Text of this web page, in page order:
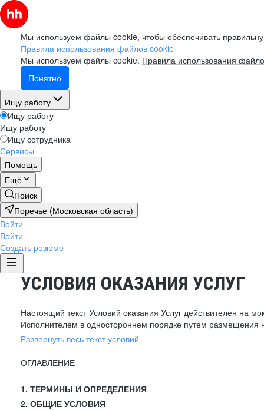
Мы используем файлы cookie, чтобы обеспечивать
Правила использования файлов cookie
Мы используем файлы cookie. Правила использования
Понятно
Ищу работу
Ищу работу
Ищу работу
Ищу сотрудника
Сервисы
Помощь
Ещё
Поиск
Поречье (Московская область)
Войти
Войти
Создать резюме
УСЛОВИЯ ОКАЗАНИЯ УСЛУГ
Настоящий текст Условий оказания Услуг действителен на
Исполнителем в одностороннем порядке путем размещения
Развернуть весь текст условий
ОГЛАВЛЕНИЕ
1. ТЕРМИНЫ И ОПРЕДЕЛЕНИЯ
2. ОБЩИЕ УСЛОВИЯ